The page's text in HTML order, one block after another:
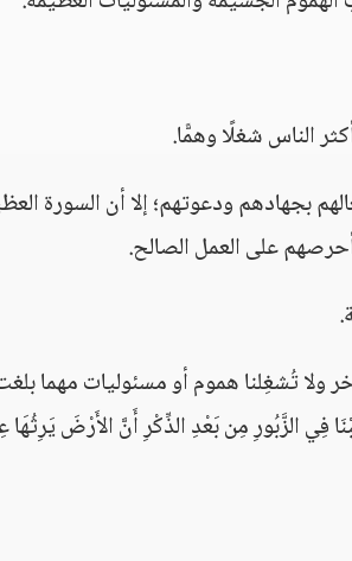
الناس شغلًا وهمًّا.
بجهادهم ودعوتهم؛ إلا أن السورة
على العمل الصالح.
ولا تُشغِلنا هموم أو مسئوليات مهما
فِي الزَّبُورِ مِن بَعْدِ الذِّكْرِ أَنَّ الأَرْضَ يَرِثُهَا